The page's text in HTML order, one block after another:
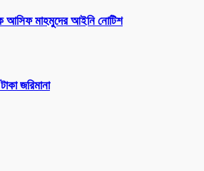
আসিফ মাহমুদের আইনি নোটিশ
জরিমানা